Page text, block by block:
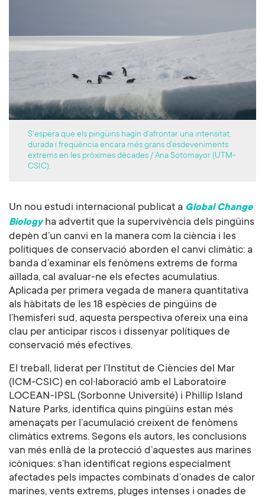
S'espera que els pingüins hagin d’afrontar una intensitat,
durada i freqüència encara més grans d’esdeveniments
extrems en les pròximes dècades / Ana Sotomayor (UTM-
CSIC).
Un nou estudi internacional publicat a Global Change
Biologyha advertit que la supervivència dels pingüins
depèn d’un canvi en la manera com la ciència i les
polítiques de conservació aborden el canvi climàtic: a
banda d’examinar els fenòmens extrems de forma
aïllada, cal avaluar-ne els efectes acumulatius.
Aplicada per primera vegada de manera quantitativa
als hàbitats de les 18 espècies de pingüins de
l’hemisferi sud, aquesta perspectiva ofereix una eina
clau per anticipar riscos i dissenyar polítiques de
conservació més efectives.
El treball, liderat per l’Institut de Ciències del Mar
(ICM-CSIC) en col·laboració amb el Laboratoire
LOCEAN-IPSL (Sorbonne Université) i Phillip Island
Nature Parks, identifica quins pingüins estan més
amenaçats per l’acumulació creixent de fenòmens
climàtics extrems. Segons els autors, les conclusions
van més enllà de la protecció d’aquestes aus marines
icòniques: s’han identificat regions especialment
afectades pels impactes combinats d’onades de calor
marines, vents extrems, pluges intenses i onades de